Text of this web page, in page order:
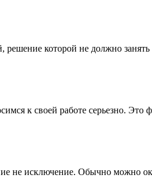
решение которой не должно
к своей работе серьезно.
не исключение. Обычно можно